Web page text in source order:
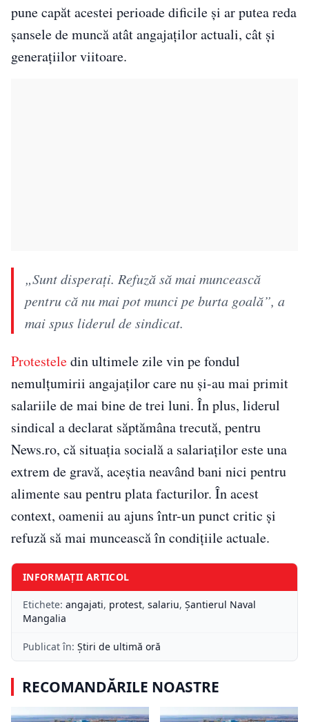
pune capăt acestei perioade dificile și ar putea reda
șansele de muncă atât angajaților actuali, cât și
generațiilor viitoare.
„Sunt disperaţi. Refuză să mai muncească
pentru că nu mai pot munci pe burta goală”, a
mai spus liderul de sindicat.
Protesteledin ultimele zile vin pe fondul
nemulțumirii angajaților care nu și-au mai primit
salariile de mai bine de trei luni. În plus, liderul
sindical a declarat săptămâna trecută, pentru
News.ro, că situația socială a salariaților este una
extrem de gravă, aceștia neavând bani nici pentru
alimente sau pentru plata facturilor. În acest
context, oamenii au ajuns într-un punct critic și
refuză să mai muncească în condițiile actuale.
INFORMAȚII ARTICOL
Etichete: angajati, protest, salariu, Şantierul Naval
Mangalia
Publicat în: Știri de ultimă oră
RECOMANDĂRILE NOASTRE